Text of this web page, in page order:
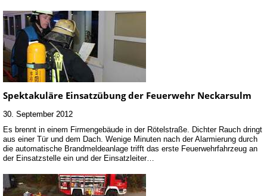
Spektakuläre Einsatzübung der Feuerwehr Neckarsulm
30. September 2012
Es brennt in einem Firmengebäude in der Rötelstraße. Dichter Rauch dringt
aus einer Tür und dem Dach. Wenige Minuten nach der Alarmierung durch
die automatische Brandmeldeanlage trifft das erste Feuerwehrfahrzeug an
der Einsatzstelle ein und der Einsatzleiter…